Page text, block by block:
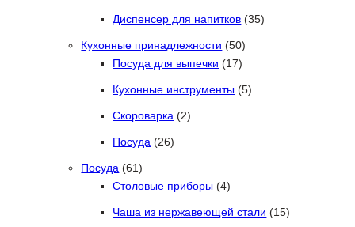
Диспенсер для напитков 3535 товаров
Кухонные принадлежности 5050 товаров
Посуда для выпечки
1717 товаров
Кухонные инструменты 55 товаров
Скороварка 22 товара
Посуда 2626 товаров
Посуда 6161 товар
Столовые приборы 44 товара
Чаша из нержавеющей стали 1515 товаров